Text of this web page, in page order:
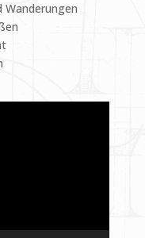
Wanderungen